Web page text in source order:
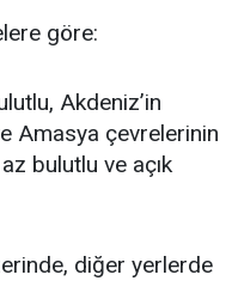
göre:
Akdeniz’in
Amasya çevrelerinin
bulutlu ve açık
diğer yerlerde